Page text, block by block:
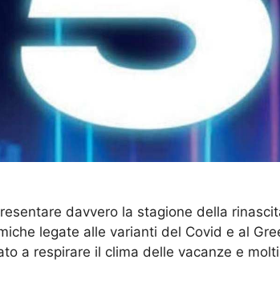
davvero la stagione della
legate alle varianti del Covid e al
a respirare il clima delle vacanze e